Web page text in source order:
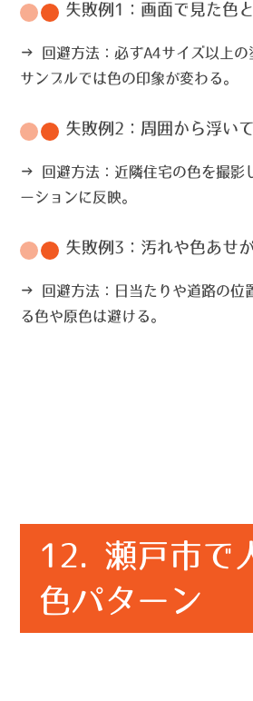
失敗例1：画面で見た色
→ 回避方法 ：必ずA4サイズ以上
サンプルでは色の印象が変わる。
失敗例2：周囲から浮い
→ 回避方法 ：近隣住宅の色を撮影
ーションに反映。
失敗例3：汚れや色あせ
→ 回避方法 ：日当たりや道路の位
る色や原色は避ける。
12. 瀬戸市で
色パターン